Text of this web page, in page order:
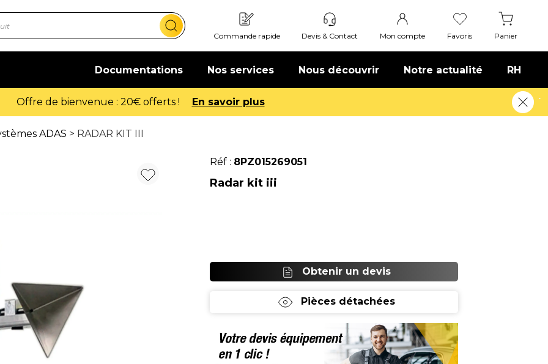
Commande rapide Devis & Contact Mon compte Favoris Panier
Documentations Nos services Nous découvrir Notre actualité RH
Offre de bienvenue : 20€ offerts ! En savoir plus
ADAS > RADAR KIT III
Réf : 8PZ015269051
Radar kit iii
Obtenir un devis
Pièces détachées